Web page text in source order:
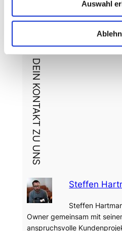
Auswahl
DEIN KONTAKT ZU UNS
Steffen
Steffen
Owner gemeinsam mit
anspruchsvolle